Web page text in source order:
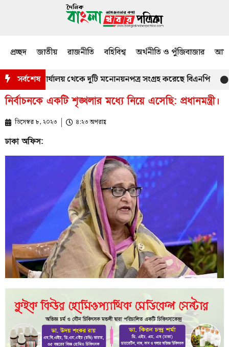
প্রচ্ছদ জাতীয় রাজনীতি বহিবিশ্ব অর্থনীতি ও পুঁজিবাজার
সর্বশেষকার্যালয় থেকে দুটি মনোনয়নপত্র সংগ্রহ করেছে বিএনপি
নির্বাচনকে একটি শৃঙ্খলার মধ্যে নিয়ে এসেছি: প্রধানমন্ত্রী।
ডিসেম্বর ৮, ২০২৩ ৪:২৩ অপরাহ্ণ
ঢাকা অফিস: